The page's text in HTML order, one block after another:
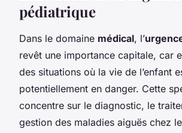
pédiatrique
Dans le domaine médical, l’
revêt une importance capitale, car
des situations où la vie de l’enfant
potentiellement en danger. Cette
concentre sur le diagnostic, le
gestion des maladies aiguës chez